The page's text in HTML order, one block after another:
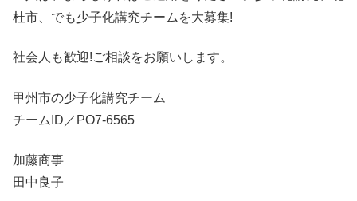
杜市、でも少子化講究チームを大募集!
社会人も歓迎!ご相談をお願いします。
甲州市の少子化講究チーム
チームID／PO7-6565
加藤商事
田中良子